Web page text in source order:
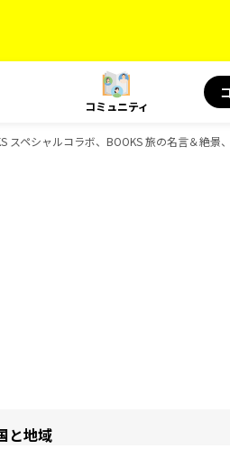
コミュニティ
ペシャルコラボ、BOOKS 旅の名言＆絶景
と地域